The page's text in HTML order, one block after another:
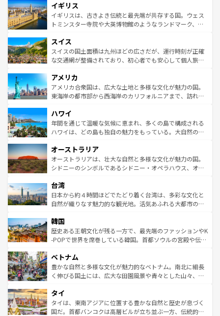
いる。シャンパンの発祥地であるランス、プロヴァンスの
香り高いラベンダー畑など、多彩な楽しみ方が可能だ。さ
らに、パリ以外の地域にも魅力が溢れており、どの街角に
れる地方に足を運ぶとそれぞれで全く異なる文化を体験で
きるだろう。 なお、新着のフランス情報はコンテンツ一覧
を参照してほしい。
顔を持つこの国は、どこを歩いても飽きることがない。ベ
ルリンの文化的活気、バイエルン州のアルプスの絶景、そ
してライン川沿いのワイン畑といった風景は必見。ビール
は、お酒好きな人にはぜひ体験してほしい。 なお、新着の
ドイツ情報はコンテンツ一覧を参照してほしい。
イギリス
イギリスは、古きよき伝統と最先端が共存する国。ウェス
トミンスター寺院や大英博物館のようなランドマーク、歴
リアごとに異なる魅力がある。また、優雅なアフタヌーン
ティー、ビール好きにはたまらない英国パブ、サッカー観
戦など、本場だからこそできる体験も豊富。イギリスを旅
ンツ一覧を参照してほしい。
スイス
スイスの国土面積は九州ほどの広さだが、運行時刻が正確
な交通網が整備されており、初心者でも安心して個人旅行
の建物がそのまま残る町や、スイスならではのユニークな
博物館もあり、アルプス観光だけでなく町歩きも満喫する
ことができる。国民の所得が高いため物価も高いが、旅行
ば市内交通費無料で観光を楽しむこともできる。 なお、新
着のスイス情報はコンテンツ一覧 を参照してほしい。
アメリカ
アメリカ合衆国は、広大な土地と多様な文化が魅力の国。
東海岸の都市部から西海岸のカリフォルニアまで、訪れる
のような巨大都市は、観光、ショッピング、エンターテイ
ンメントが詰まった刺激的なスポットだ。一方、アメリカ
西部には大自然が広がり、グランドキャニオンやイエロー
部のニューオーリンズでは、音楽と美食が融合した独特の
文化が魅力。旅行者はアメリカの各地域で異なる魅力を楽
しみながら、その多様性と豊かな歴史を感じることができ
ならではの贅沢な旅のスタイルだ。 なお、新着のアメリカ
情報はコンテンツ一覧を参照してほしい。
ハワイ
年間を通じて温暖な気候に恵まれ、多くの島で構成される
ハワイは、どの島も独自の魅力をもっている。大自然の神
ワイ島は見逃せない。また、定番の観光地といえばオアフ
島だが、静かな自然を求めるならマウイ島やカウアイ島が
おすすめ。エメラルドグリーンに輝く海をはじめ、豊かな
れるおもてなしの心で訪れる人々を迎えてくれるハワイの
人々、おいしいローカルフードやハワイアンミュージッ
ク、伝統的なフラダンスなど、すべてがハワイの魅力を彩
ワイを、存分に味わってほしい。 なお、新着のハワイ情報
はコンテンツ一覧を参照してほしい。
オーストラリア
オーストラリアは、壮大な自然と多様な文化が魅力の国。
シドニーのシンボルであるシドニー・オペラハウス、オー
リアリーフや大陸中央部にそびえるウルル（エアーズロッ
ク）、タスマニアの美しい原生林やケアンズの熱帯雨林な
ど、見どころがたくさん。また、カフェやワイン、オージ
いる。アクティビティも充実しており、サーフィンやダイ
ビング、ハイキングなど、アウトドア好きにはたまらな
い。オーストラリアの多彩な魅力を存分に味わいつくそ
参照してほしい。
台湾
日本から約４時間ほどでたどり着く台湾は、多彩な文化と
自然が織りなす魅力的な観光地。活気あふれる大都市の台
ン）、静ひつな山岳地帯である台湾東部など、都市の喧騒
と山間の静けさが共存しており、訪れる人に新しい発見と
驚きをもたらしてくれる。また、奥深い台湾の食文化も魅
容にもいいと評判のスイーツなど、バラエティ豊かな料理
が味わえる。 なお、新着の台湾情報は コンテンツ一覧を参
照してほしい。
韓国
歴史ある王朝文化が残る一方で、最先端のファッションやK
-POPで世界を席巻している韓国。首都ソウルの宮殿や伝統
き、地方に足を延ばせば四季折々の自然美を楽しむことが
できる。そして、キムチや焼肉、絶品のストリートフード
まで、さまざまな韓国料理が待っている。夜には、韓国な
リティに包まれながら、韓国の多彩な魅力を心ゆくまで味
わってみてほしい。 なお、新着の韓国情報はコンテンツ一
覧を参照してほしい。
ベトナム
豊かな自然と多様な文化が魅力的なベトナム。南北に細長
く伸びる国土には、広大な田園風景や青々とした山々、世
急速な発展と共に伝統が息づく。ハノイの古い町並みやホ
ーチミン市のフランス統治時代の建物も、独特の雰囲気を
醸し出している。また、バラエティの豊かさとおいしさで
タイ
タイは、東南アジアに位置する豊かな自然と歴史が息づく
国だ。首都バンコクは高層ビルが立ち並ぶ一方、伝統的な